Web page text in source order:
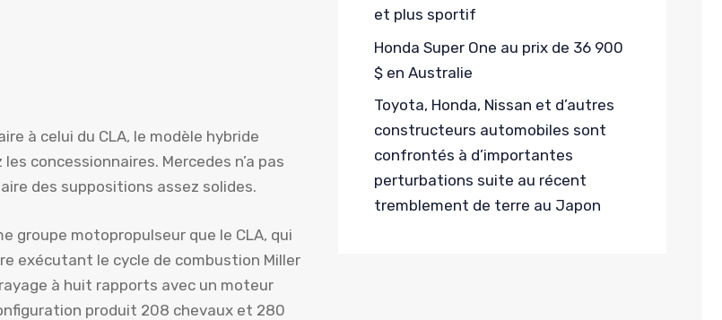
à celui du CLA, le modèle hybride
concessionnaires. Mercedes n’a pas
des suppositions assez solides.
groupe motopropulseur que le CLA, qui
exécutant le cycle de combustion Miller
à huit rapports avec un moteur
produit 208 chevaux et 280
et plus sportif
Honda Super One au prix de 36 900
$ en Australie
Toyota, Honda, Nissan et d’autres
constructeurs automobiles sont
confrontés à d’importantes
perturbations suite au récent
tremblement de terre au Japon